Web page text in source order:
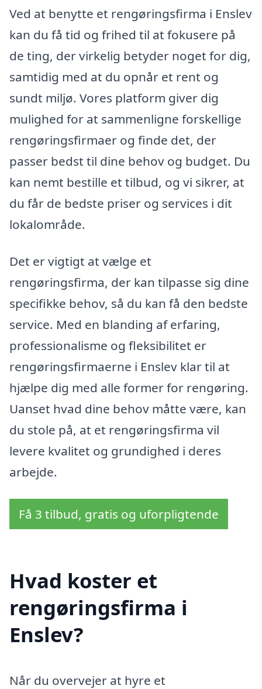
Ved at benytte et rengøringsfirma i Enslev
kan du få tid og frihed til at fokusere på
de ting, der virkelig betyder noget for dig,
samtidig med at du opnår et rent og
sundt miljø. Vores platform giver dig
mulighed for at sammenligne forskellige
rengøringsfirmaer og finde det, der
passer bedst til dine behov og budget. Du
kan nemt bestille et tilbud, og vi sikrer, at
du får de bedste priser og services i dit
lokalområde.
Det er vigtigt at vælge et
rengøringsfirma, der kan tilpasse sig dine
specifikke behov, så du kan få den bedste
service. Med en blanding af erfaring,
professionalisme og fleksibilitet er
rengøringsfirmaerne i Enslev klar til at
hjælpe dig med alle former for rengøring.
Uanset hvad dine behov måtte være, kan
du stole på, at et rengøringsfirma vil
levere kvalitet og grundighed i deres
arbejde.
Få 3 tilbud, gratis og uforpligtende
Hvad koster et
rengøringsfirma i
Enslev?
Når du overvejer at hyre et